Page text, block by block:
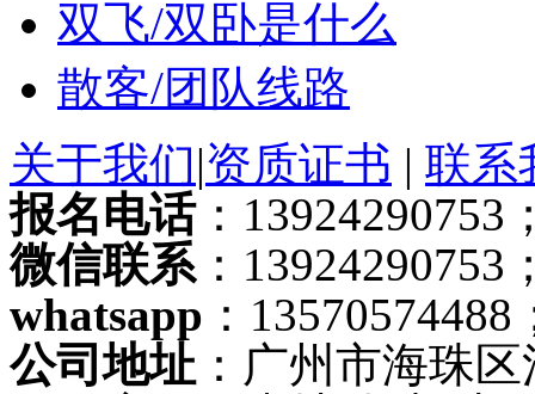
双飞/双卧是什么
散客/团队线路
关于我们|资质证书 | 联系
报名电话：13924290753
微信联系：13924290753
whatsapp ：13570574488
公司地址 ：广州市海珠